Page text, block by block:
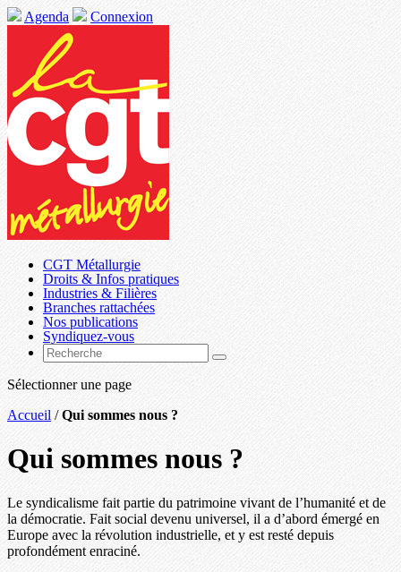
Agenda Connexion
CGT Métallurgie
Droits & Infos pratiques
Industries & Filières
Branches rattachées
Nos publications
Syndiquez-vous
Sélectionner une page
Accueil /Qui sommes nous ?
Qui sommes nous ?
Le syndicalisme fait partie du patrimoine vivant de l’humanité et de
la démocratie. Fait social devenu universel, il a d’abord émergé en
Europe avec la révolution industrielle, et y est resté depuis
profondément enraciné.